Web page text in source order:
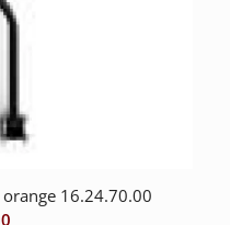
16.24.70.00